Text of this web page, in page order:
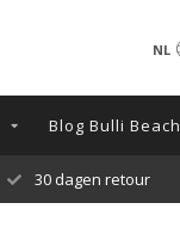
NL
Blog Bulli Beach
30 dagen retour